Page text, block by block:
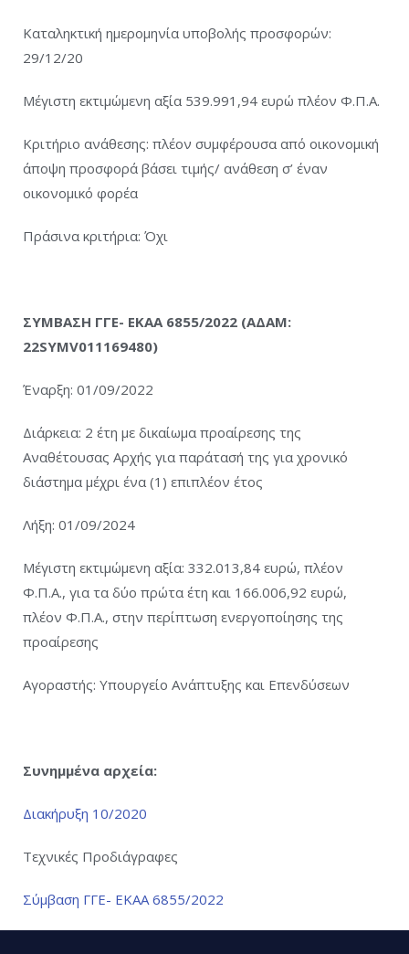
Καταληκτική ημερομηνία υποβολής προσφορών:
29/12/20
Μέγιστη εκτιμώμενη αξία 539.991,94 ευρώ πλέον Φ.Π.Α.
Κριτήριο ανάθεσης: πλέον συμφέρουσα από οικονομική
άποψη προσφορά βάσει τιμής/ ανάθεση σ’ έναν
οικονομικό φορέα
Πράσινα κριτήρια: Όχι
ΣΥΜΒΑΣΗ ΓΓΕ- ΕΚΑΑ 6855/2022 (ΑΔΑΜ:
22SYMV011169480)
Έναρξη: 01/09/2022
Διάρκεια: 2 έτη με δικαίωμα προαίρεσης της
Αναθέτουσας Αρχής για παράτασή της για χρονικό
διάστημα μέχρι ένα (1) επιπλέον έτος
Λήξη: 01/09/2024
Μέγιστη εκτιμώμενη αξία: 332.013,84 ευρώ, πλέον
Φ.Π.Α., για τα δύο πρώτα έτη και 166.006,92 ευρώ,
πλέον Φ.Π.Α., στην περίπτωση ενεργοποίησης της
προαίρεσης
Αγοραστής: Υπουργείο Ανάπτυξης και Επενδύσεων
Συνημμένα αρχεία:
Διακήρυξη 10/2020
Τεχνικές Προδιάγραφες
Σύμβαση ΓΓΕ- ΕΚΑΑ 6855/2022